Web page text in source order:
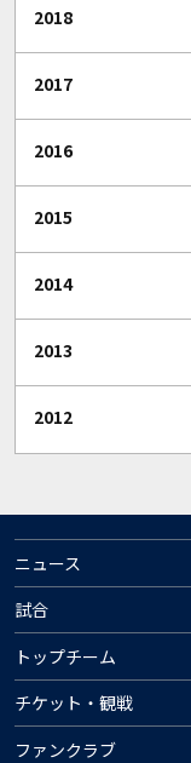
2018
2017
2016
2015
2014
2013
2012
ニュース
試合
トップチーム
チケット・観戦
ファンクラブ